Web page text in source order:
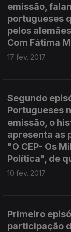
emissão,
portugueses
pelos
Com Fátima
17 fev. 2017
Segundo
Portugueses
emissão, o
apresenta as
"O CEP- Os
Política", de
10 fev. 2017
Primeiro
participação